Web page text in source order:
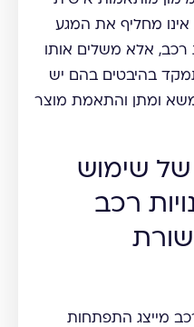
אינו מחליף את המגע
רכב, אלא משלים אותו
בהיבטים בהם יש
ומתן והתאמת מוצר
של שימוש
רכב
מייצג התפתחות